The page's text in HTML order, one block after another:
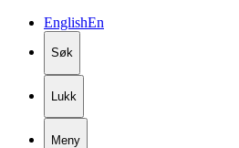
EnglishEn
Søk
Lukk
Meny